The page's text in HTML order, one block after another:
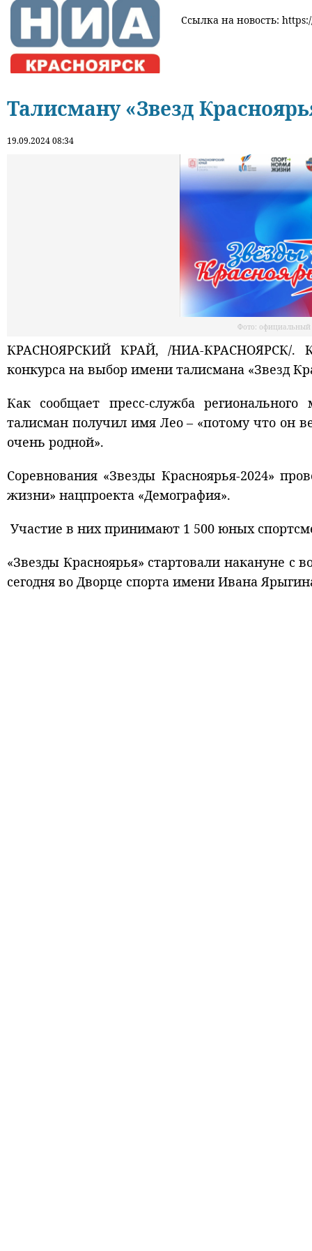
Ссылка на новость:
Талисману «Звезд
19.09.2024 08:34
Фото: официальный
КРАСНОЯРСКИЙ КРАЙ, /НИА-КРАСНОЯРСК/.
конкурса на выбор имени талисмана «Звезд
Как сообщает пресс-служба
талисман получил имя Лео – «потому что он
очень родной».
Соревнования «Звезды Красноярья-2024»
жизни» нацпроекта «Демография».
Участие в них принимают 1 500 юных
«Звезды Красноярья» стартовали накануне с
сегодня во Дворце спорта имени Ивана